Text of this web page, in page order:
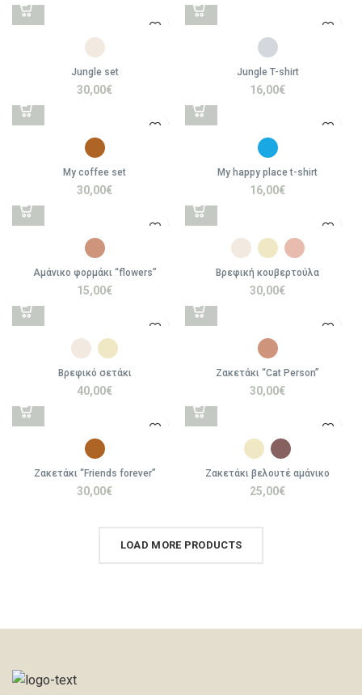
Jungle set
30,00€
Jungle T-shirt
16,00€
My coffee set
30,00€
My happy place t-shirt
16,00€
Αμάνικο φορμάκι “flowers”
15,00€
Βρεφική κουβερτούλα
30,00€
Βρεφικό σετάκι
40,00€
Ζακετάκι “Cat Person”
30,00€
Ζακετάκι “Friends forever”
30,00€
Ζακετάκι βελουτέ αμάνικο
25,00€
LOAD MORE PRODUCTS